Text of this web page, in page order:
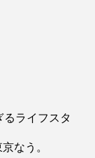
るライフスタ
なう。